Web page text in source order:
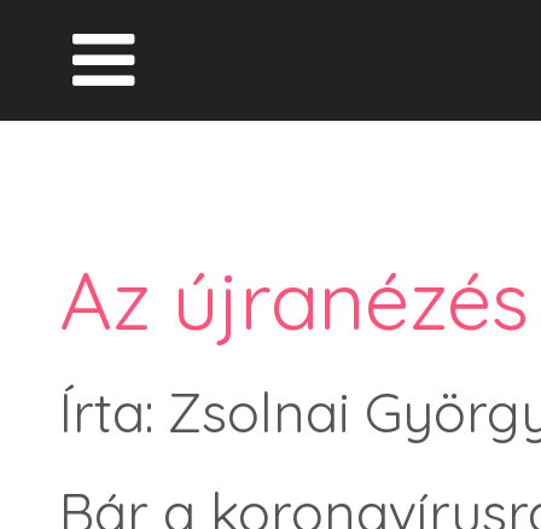
Az
Írta: Zsolnai
Bár a